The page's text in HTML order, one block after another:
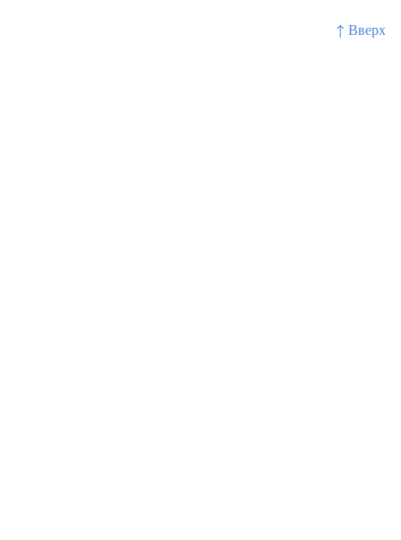
↑ Вверх